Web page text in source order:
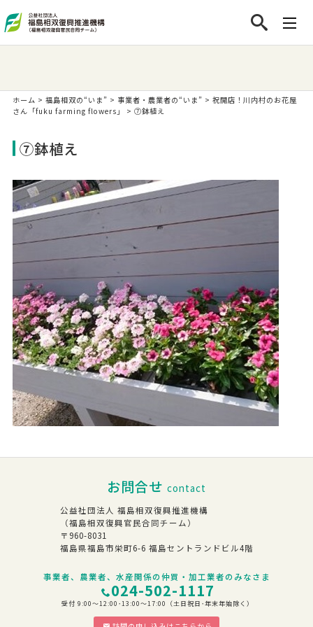
ホーム > 福島相双の“いま” > 事業者・農業者の“いま” > 祝開店！川内村のお花屋
さん「fuku farming flowers」
> ⑦鉢植え
⑦鉢植え
お問合せ contact
公益社団法人 福島相双復興推進機構
（福島相双復興官民合同チーム）
〒960-8031
福島県福島市栄町6-6 福島セントランドビル4階
事業者、農業者、水産関係の仲買・加工業者のみなさま
024-502-1117
受付 9:00～12:00･13:00～17:00（土日祝日･年末年始除く）